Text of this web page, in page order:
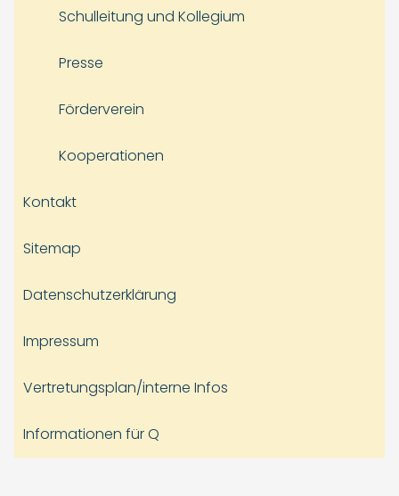
Schulleitung und Kollegium
Presse
Förderverein
Kooperationen
Kontakt
Sitemap
Datenschutzerklärung
Impressum
Vertretungsplan/interne Infos
Informationen für Q